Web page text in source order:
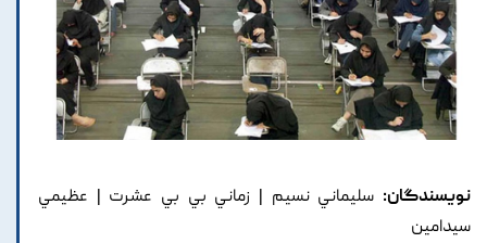
نویسندگان: سليماني نسيم | زماني بي بي عشرت | عظيمي
سيدامين